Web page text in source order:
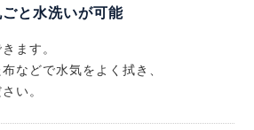
ごと水洗いが可能
ます。
などで水気をよく拭き、
い。